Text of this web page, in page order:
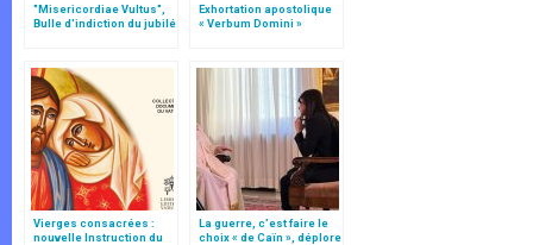
"Misericordiae Vultus",
Bulle d'indiction du jubilé
Exhortation apostolique
« Verbum Domini »
Vierges consacrées :
nouvelle Instruction du
La guerre, c’est faire le
choix « de Caïn », déplore